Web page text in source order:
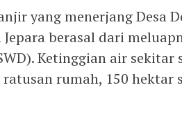
yang menerjang Desa
berasal dari
Ketinggian air
rumah, 150 hektar